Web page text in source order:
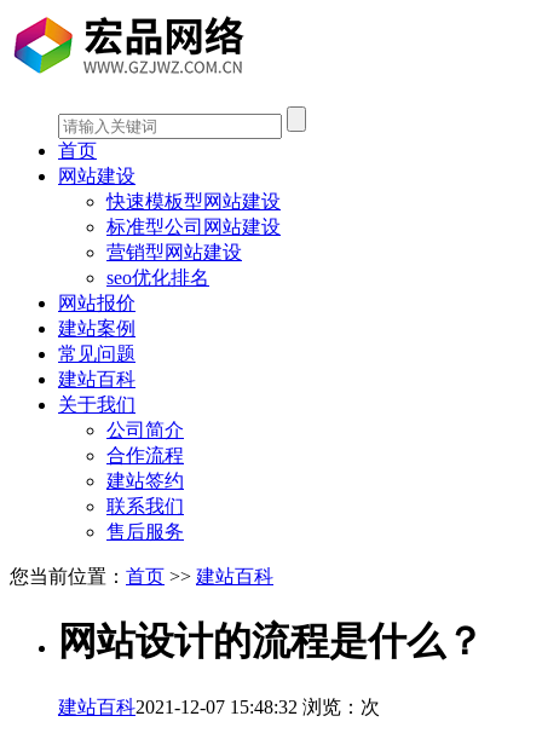
首页
网站建设
快速模板型网站建设
标准型公司网站建设
营销型网站建设
seo优化排名
网站报价
建站案例
常见问题
建站百科
关于我们
公司简介
合作流程
建站签约
联系我们
售后服务
您当前位置： 首页 >> 建站百科
网站设计的流程是什么？
建站百科2021-12-07 15:48:32 浏览： 次